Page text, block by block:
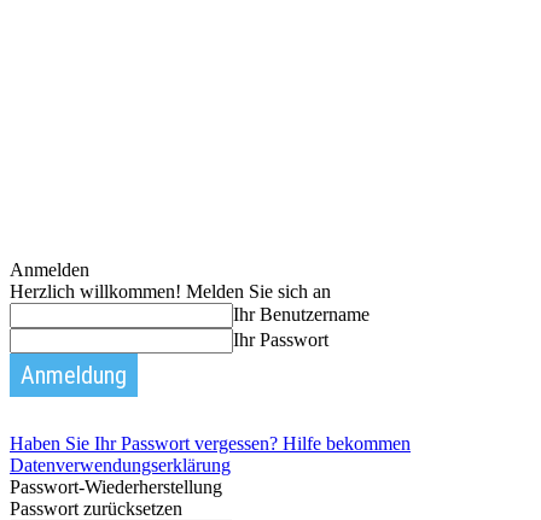
Anmelden
Herzlich willkommen! Melden Sie sich an
Ihr Benutzername
Ihr Passwort
Haben Sie Ihr Passwort vergessen? Hilfe bekommen
Datenverwendungserklärung
Passwort-Wiederherstellung
Passwort zurücksetzen